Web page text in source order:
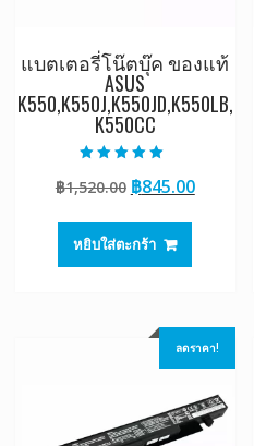
แบตเตอรี่โน๊ตบุ๊ค ของแท้
ASUS
K550,K550J,K550JD,K550LB,
K550CC
5.00
ตั้งแต่ 1-5
฿1,520.00 Original
was:
฿1,520.00.
฿845.00Current
หยิบใส่ตะกร้า
ลดราคา!